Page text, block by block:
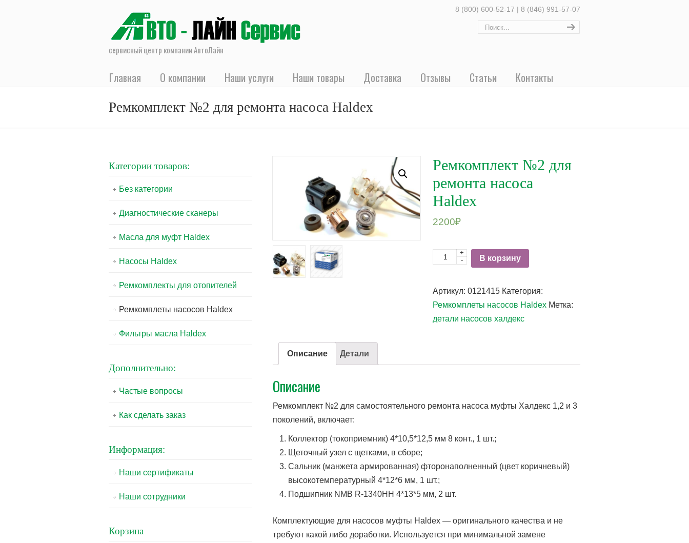
сервисный центр компании АвтоЛайн
8 (800) 600-52-17 | 8 (846) 991-57-07
Главная О компании Наши услуги Наши товары Доставка Отзывы Статьи
Контакты
Ремкомплект №2 для ремонта насоса Haldex
Ремкомплект №2 для
ремонта насоса
Haldex
2200₽
Количество
+
-
В корзину
Артикул: 0121415 Категория:
Ремкомплеты насосов Haldex Метка:
детали насосов халдекс
Описание Детали
Описание
Ремкомплект №2 для самостоятельного ремонта насоса муфты Халдекс 1,2 и 3
поколений, включает:
Коллектор (токоприемник) 4*10,5*12,5 мм 8 конт., 1 шт.;
Щеточный узел с щетками, в сборе;
Сальник (манжета армированная) фторонаполненный (цвет коричневый)
высокотемпературный 4*12*6 мм, 1 шт.;
Подшипник NMB R-1340HH 4*13*5 мм, 2 шт.
Комплектующие для насосов муфты Haldex — оригинального качества и не
требуют какой либо доработки. Используется при минимальной замене
Категории товаров:
Без категории
Диагностические сканеры
Масла для муфт Haldex
Насосы Haldex
Ремкомплекты для отопителей
Ремкомплеты насосов Haldex
Фильтры масла Haldex
Дополнительно:
Частые вопросы
Как сделать заказ
Информация:
Наши сертификаты
Наши сотрудники
Корзина